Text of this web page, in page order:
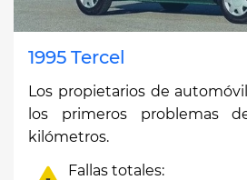
1995 Tercel
Los propietarios de
los primeros problemas
kilómetros.
Fallas totales: